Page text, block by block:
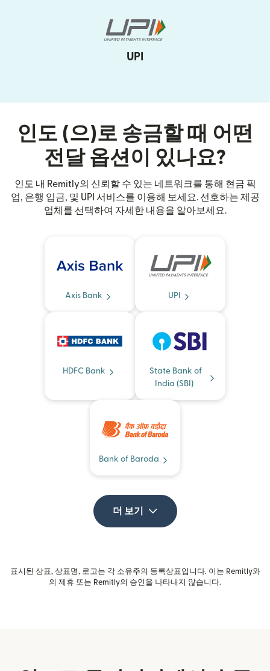
UPI
인도 (으)로 송금할 때 어떤
전달 옵션이 있나요?
인도 내 Remitly의 신뢰할 수 있는 네트워크를 통해 현금 픽
업, 은행 입금, 및 UPI 서비스를 이용해 보세요. 선호하는 제공
업체를 선택하여 자세한 내용을 알아보세요.
Axis Bank UPI
HDFC Bank
State Bank of
India (SBI)
Bank of Baroda
더 보기
표시된 상표, 상표명, 로고는 각 소유주의 등록상표입니다. 이는 Remitly와
의 제휴 또는 Remitly의 승인을 나타내지 않습니다.